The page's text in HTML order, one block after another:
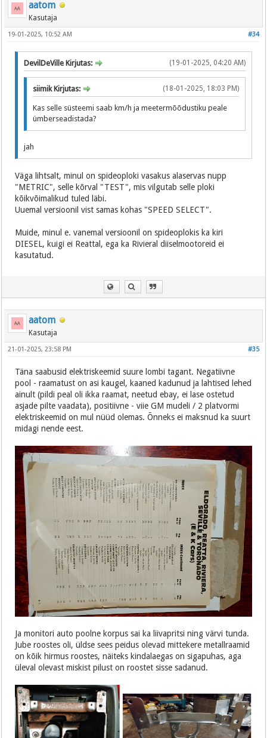
aatom
Kasutaja
#34
19-01-2025, 10:52 AM
(19-01-2025, 04:20 AM)
DevilDeVille Kirjutas:
(18-01-2025, 18:03 PM)
siimik Kirjutas:
Kas selle süsteemi saab km/h ja meetermõõdustiku peale
ümberseadistada?
jah
Väga lihtsalt, minul on spideoploki vasakus alaservas nupp
"METRIC", selle kõrval "TEST", mis vilgutab selle ploki
kõikvõimalikud tuled läbi.
Uuemal versioonil vist samas kohas "SPEED SELECT".
Muide, minul e. vanemal versioonil on spideoplokis ka kiri
DIESEL, kuigi ei Reattal, ega ka Rivieral diiselmootoreid ei
kasutatud.
aatom
Kasutaja
#35
21-01-2025, 23:58 PM
Täna saabusid elektriskeemid suure lombi tagant. Negatiivne
pool - raamatust on asi kaugel, kaaned kadunud ja lahtised lehed
ainult (pildi peal oli ikka raamat, neetud ebay, ei lase ostetud
asjade pilte vaadata), positiivne - viie GM mudeli / 2 platvormi
elektriskeemid on mul nüüd olemas. Õnneks ei maksnud ka suurt
midagi nende eest.
Ja monitori auto poolne korpus sai ka liivapritsi ning värvi tunda.
Jube roostes oli, üldse sees peidus olevad mittekere metallraamid
on kõik hirmus roostes, näiteks kindalaegas on sigapuhas, aga
üleval olevast miskist pilust on roostet sisse sadanud.